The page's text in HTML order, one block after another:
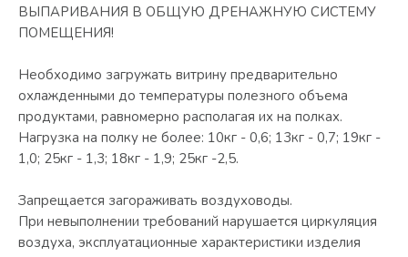
ВЫПАРИВАНИЯ В ОБЩУЮ ДРЕНАЖНУЮ СИСТЕМУ
ПОМЕЩЕНИЯ!
Необходимо загружать витрину предварительно
охлажденными до температуры полезного объема
продуктами, равномерно располагая их на полках.
Нагрузка на полку не более: 10кг - 0,6; 13кг - 0,7; 19кг -
1,0; 25кг - 1,3; 18кг - 1,9; 25кг -2,5.
Запрещается загораживать воздуховоды.
При невыполнении требований нарушается циркуляция
воздуха, эксплуатационные характеристики изделия